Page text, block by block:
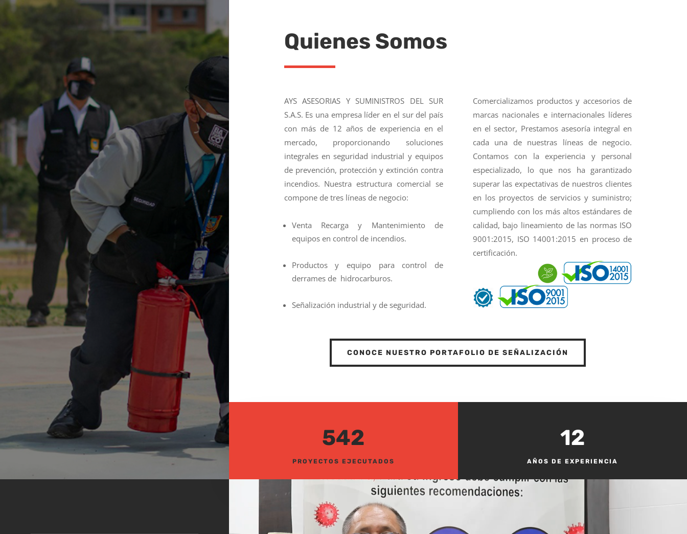
Quienes Somos
AYS ASESORIAS Y SUMINISTROS DEL SUR
S.A.S. Es una empresa líder en el sur del país
con más de 12 años de experiencia en el
mercado, proporcionando soluciones
integrales en seguridad industrial y equipos
de prevención, protección y extinción contra
incendios. Nuestra estructura comercial se
compone de tres líneas de negocio:
Venta Recarga y Mantenimiento de
equipos en control de incendios.
Productos y equipo para control de
derrames de hidrocarburos.
Señalización industrial y de seguridad.
Comercializamos productos y accesorios de
marcas nacionales e internacionales líderes
en el sector, Prestamos asesoría integral en
cada una de nuestras líneas de negocio.
Contamos con la experiencia y personal
especializado, lo que nos ha garantizado
superar las expectativas de nuestros clientes
en los proyectos de servicios y suministro;
cumpliendo con los más altos estándares de
calidad, bajo lineamiento de las normas ISO
9001:2015, ISO 14001:2015 en proceso de
certificación.
CONOCE NUESTRO PORTAFOLIO DE SEÑALIZACIÓN
542
PROYECTOS EJECUTADOS
12
AÑOS DE EXPERIENCIA